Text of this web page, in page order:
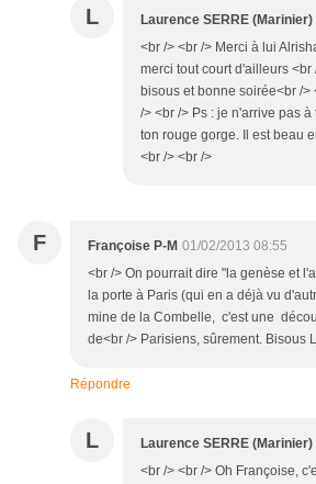
L Laurence SERRE (Marinier)
<br /> <br /> Merci à lui
merci tout court d'ailleurs <br
bisous et bonne soirée<br />
/> <br /> Ps : je n'arrive pas
ton rouge gorge. Il est beau
<br /> <br />
F Françoise P-M 01/02/2013 08:55
<br /> On pourrait dire "la genèse et
la porte à Paris (qui en a déjà vu
mine de la Combelle, c'est une
de<br /> Parisiens, sûrement. Bisous
Répondre
L Laurence SERRE (Marinier)
<br /> <br /> Oh Françoise,